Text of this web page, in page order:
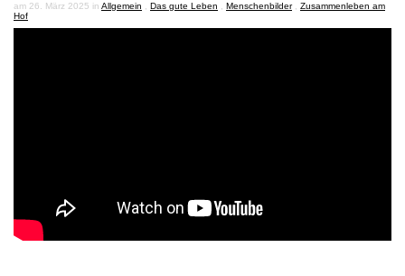
am 26. März 2025 in Allgemein , Das gute Leben , Menschenbilder, Zusammenleben am
Hof